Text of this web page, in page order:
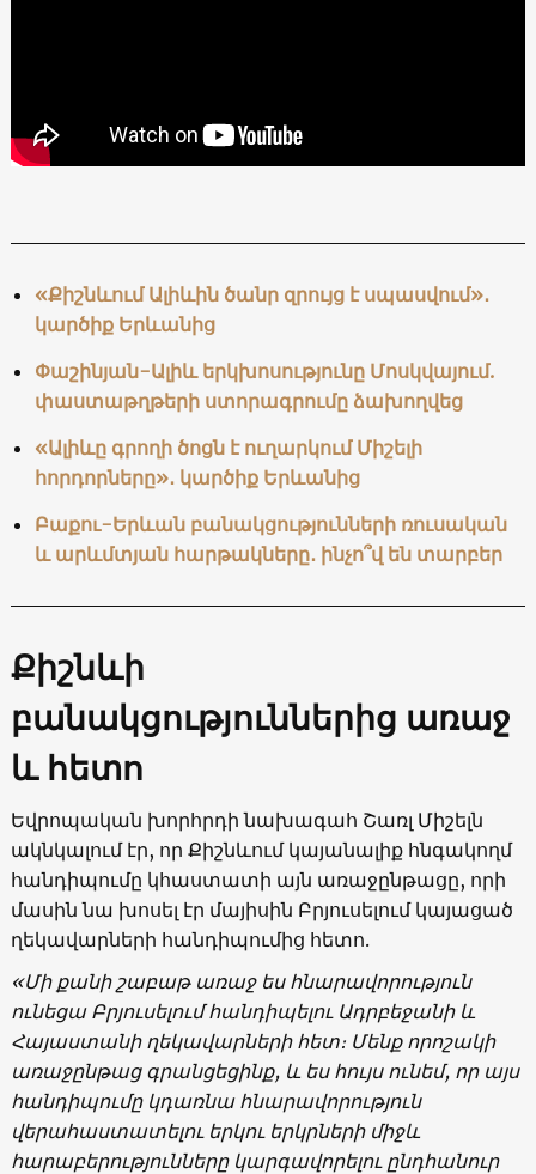
«Քիշնևում Ալիևին ծանր զրույց է սպասվում»․
կարծիք Երևանից
Փաշինյան-Ալիև երկխոսությունը Մոսկվայում.
փաստաթղթերի ստորագրումը ձախողվեց
«Ալիևը գրողի ծոցն է ուղարկում Միշելի
հորդորները»․ կարծիք Երևանից
Բաքու-Երևան բանակցությունների ռուսական
և արևմտյան հարթակները․ ինչո՞վ են տարբեր
Քիշնևի
բանակցություններից առաջ
և հետո
Եվրոպական խորհրդի նախագահ Շառլ Միշելն
ակնկալում էր, որ Քիշնևում կայանալիք հնգակողմ
հանդիպումը կհաստատի այն առաջընթացը, որի
մասին նա խոսել էր մայիսին Բրյուսելում կայացած
ղեկավարների հանդիպումից հետո.
«Մի քանի շաբաթ առաջ ես հնարավորություն
ունեցա Բրյուսելում հանդիպելու Ադրբեջանի և
Հայաստանի ղեկավարների հետ։ Մենք որոշակի
առաջընթաց գրանցեցինք, և ես հույս ունեմ, որ այս
հանդիպումը կդառնա հնարավորություն
վերահաստատելու երկու երկրների միջև
հարաբերությունները կարգավորելու ընդհանուր